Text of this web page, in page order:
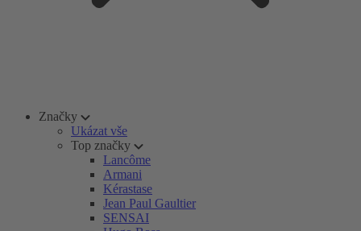
Značky
Ukázat vše
Top značky
Lancôme
Armani
Kérastase
Jean Paul Gaultier
SENSAI